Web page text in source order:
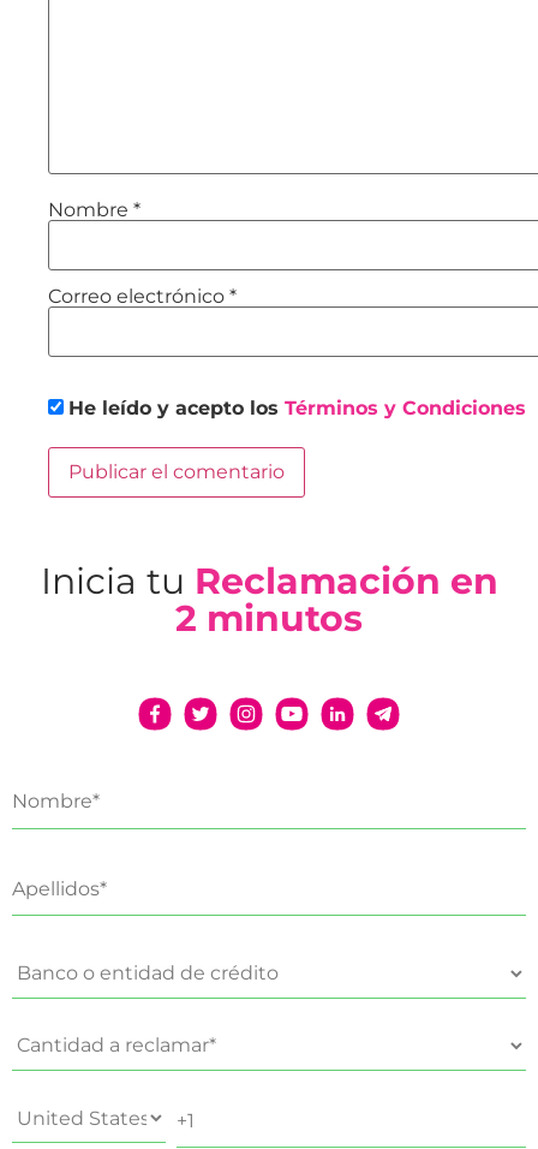
Nombre *
Correo electrónico *
He leído y acepto los Términos y Condiciones
Inicia tu Reclamación en
2 minutos